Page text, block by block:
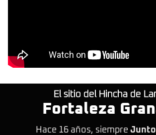
El sitio del Hincha de
Fortaleza
Hace 16 años, siempre